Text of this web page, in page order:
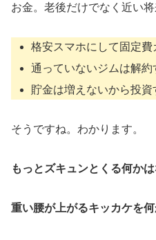
お金。老後だけでなく近い将
格安スマホにして固定費
通っていないジムは解約
貯金は増えないから投資
そうですね。わかります。
もっとズキュンとくる何かは
重い腰が上がるキッカケを何